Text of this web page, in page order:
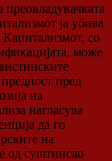
преовладувачката
ja убива
со
може
пред
на
нагласува
да го
на
од суштинско